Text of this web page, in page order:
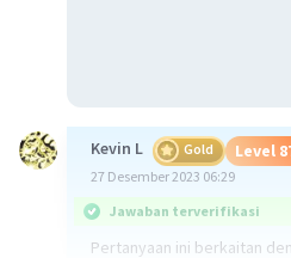
Kevin L Gold Level
27 Desember 2023 06:29
Jawaban terverifikasi
Pertanyaan ini berkaitan